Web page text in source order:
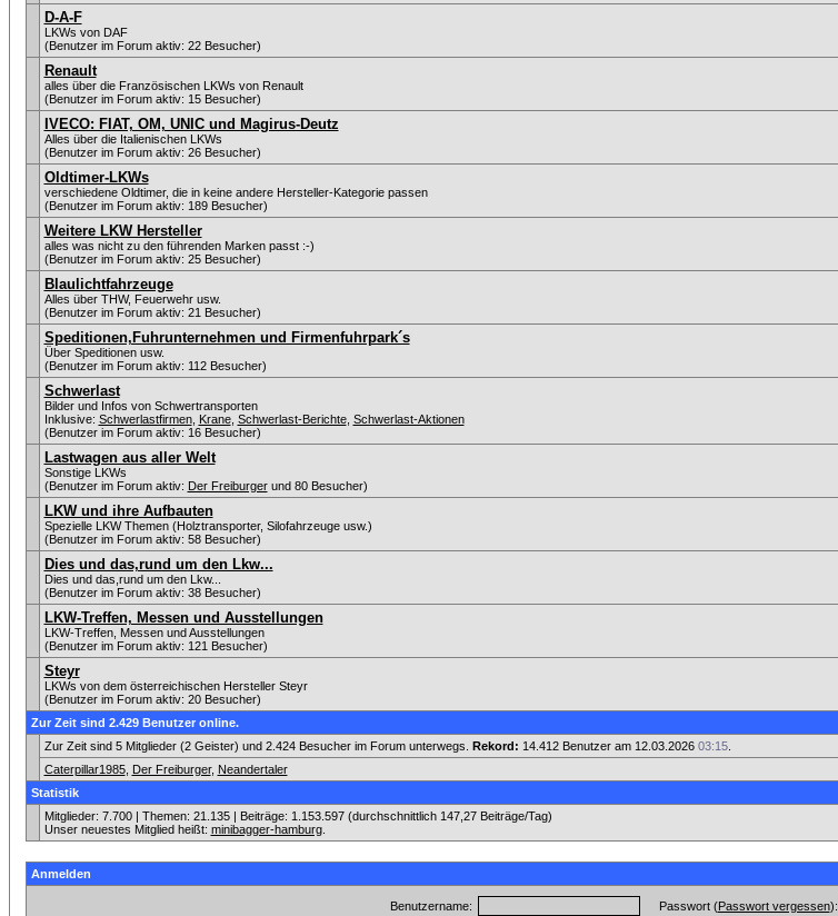
D-A-F
LKWs von DAF
(Benutzer im Forum aktiv: 22 Besucher)
Renault
alles über die Französischen LKWs von Renault
(Benutzer im Forum aktiv: 15 Besucher)
IVECO: FIAT, OM, UNIC und Magirus-Deutz
Alles über die Italienischen LKWs
(Benutzer im Forum aktiv: 26 Besucher)
Oldtimer-LKWs
verschiedene Oldtimer, die in keine andere Hersteller-Kategorie passen
(Benutzer im Forum aktiv: 189 Besucher)
Weitere LKW Hersteller
alles was nicht zu den führenden Marken passt :-)
(Benutzer im Forum aktiv: 25 Besucher)
Blaulichtfahrzeuge
Alles über THW, Feuerwehr usw.
(Benutzer im Forum aktiv: 21 Besucher)
Speditionen,Fuhrunternehmen und Firmenfuhrpark´s
Über Speditionen usw.
(Benutzer im Forum aktiv: 112 Besucher)
Schwerlast
Bilder und Infos von Schwertransporten
Inklusive: Schwerlastfirmen, Krane, Schwerlast-Berichte, Schwerlast-Aktionen
(Benutzer im Forum aktiv: 16 Besucher)
Lastwagen aus aller Welt
Sonstige LKWs
(Benutzer im Forum aktiv: Der Freiburgerund 80 Besucher)
LKW und ihre Aufbauten
Spezielle LKW Themen (Holztransporter, Silofahrzeuge usw.)
(Benutzer im Forum aktiv: 58 Besucher)
Dies und das,rund um den Lkw...
Dies und das,rund um den Lkw...
(Benutzer im Forum aktiv: 38 Besucher)
LKW-Treffen, Messen und Ausstellungen
LKW-Treffen, Messen und Ausstellungen
(Benutzer im Forum aktiv: 121 Besucher)
Steyr
LKWs von dem österreichischen Hersteller Steyr
(Benutzer im Forum aktiv: 20 Besucher)
Zur Zeit sind 2.429 Benutzer online.
Zur Zeit sind 5 Mitglieder (2 Geister) und 2.424 Besucher im Forum unterwegs. Rekord: 14.412 Benutzer am 12.03.2026 03:15.
Caterpillar1985, Der Freiburger, Neandertaler
Statistik
Mitglieder: 7.700 | Themen: 21.135 | Beiträge: 1.153.597 (durchschnittlich 147,27 Beiträge/Tag)
Unser neuestes Mitglied heißt: minibagger-hamburg.
Anmelden
Benutzername: Passwort (Passwort vergessen):